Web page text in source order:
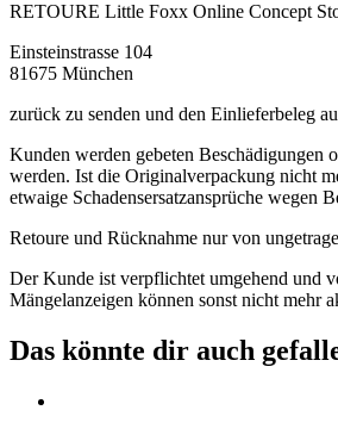
RETOURE Little Foxx
Einsteinstrasse 104
81675 München
zurück zu senden und den Einlieferbeleg
Kunden werden gebeten Beschädigungen
werden. Ist die Originalverpackung nicht
etwaige Schadensersatzansprüche wegen
Retoure und Rücknahme nur von
Der Kunde ist verpflichtet umgehend und
Mängelanzeigen können sonst nicht mehr
Das könnte dir auch